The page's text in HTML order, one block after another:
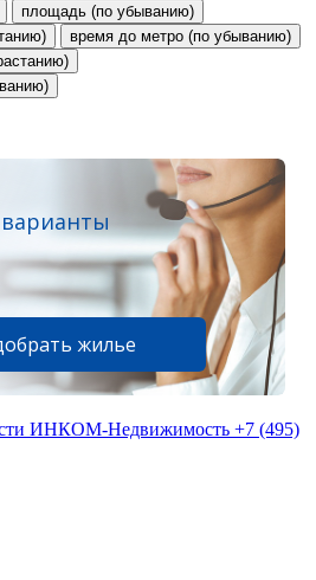
площадь (по убыванию)
время до метро (по убыванию)
жилье
+7 (495)